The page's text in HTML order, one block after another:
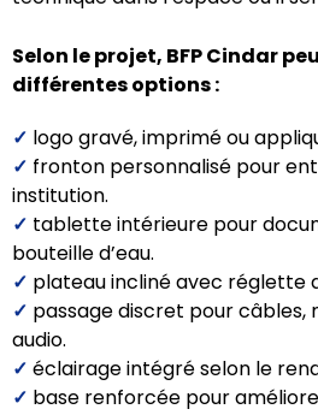
Selon le projet, BFP Cindar
différentes options :
✓ logo gravé, imprimé ou
✓ fronton personnalisé pour
institution.
✓ tablette intérieure pour
bouteille d’eau.
✓ plateau incliné avec réglette
✓ passage discret pour câbles,
audio.
✓ éclairage intégré selon le
✓ base renforcée pour